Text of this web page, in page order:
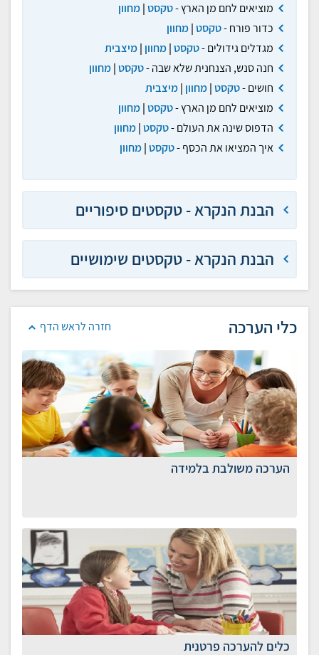
מוציאים לחם מן הארץ -טקסט|מחוון
כדור פורח -טקסט|מחוון
מגדלים גידולים -טקסט|מחוון |מיצבית
חנה סנש, הצנחנית שלא שבה -טקסט|מחוון
חושים -טקסט|מחוון |מיצבית
מוציאים לחם מן הארץ -טקסט|מחוון
הדפוס שינה את העולם -טקסט|מחוון
איך המציאו את הכסף -טקסט|מחוון
הבנת הנקרא - טקסטים סיפוריים
הבנת הנקרא - טקסטים שימושיים
חזרה לראש הדף כלי הערכה
הערכה משולבת בלמידה
כלים להערכה פרטנית